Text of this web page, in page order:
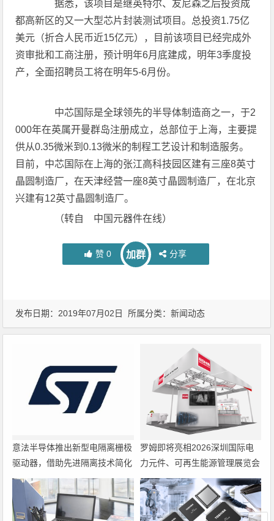
据悉，该项目是继英特尔、友尼森之后投资成
都高新区的又一大型芯片封装测试项目。总投资1.75亿
美元（折合人民币近15亿元），目前该项目已经完成外
资审批和工商注册，预计明年6月底建成，明年3季度投
产，全面招聘员工将在明年5-6月份。
中芯国际是全球领先的半导体制造商之一，于2
000年在英属开曼群岛注册成立，总部位于上海，主要提
供从0.35微米到0.13微米的制程工艺设计和制造服务。
目前，中芯国际在上海的张江高科技园区建有三座8英寸
晶圆制造厂，在天津经营一座8英寸晶圆制造厂，在北京
兴建有12英寸晶圆制造厂。
（转自 中国元器件在线）
赞 0 加群 分享
发布日期：2019年07月02日 所属分类：新闻动态
意法半导体推出新型电隔离栅极
驱动器，借助先进隔离技术简化
电源设计
罗姆即将亮相2026深圳国际电
力元件、可再生能源管理展览会
暨研讨会